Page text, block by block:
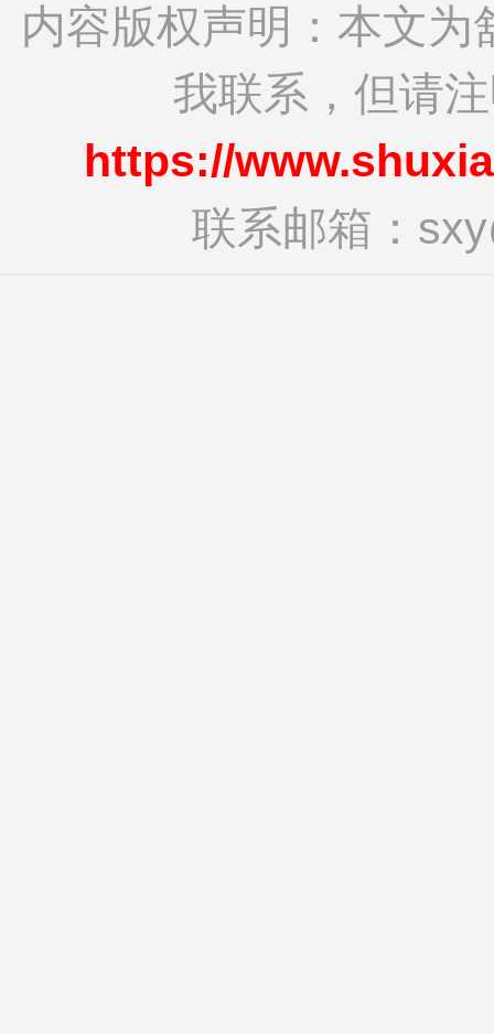
内容版权声明：本文
我联系，但请
https://
联系邮箱：